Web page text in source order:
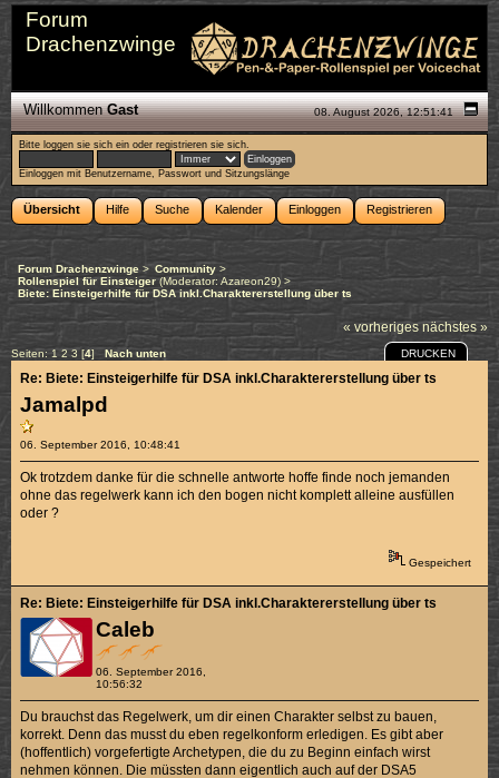
Forum
Drachenzwinge
08. August 2026, 12:51:41
WillkommenGast
Bitte loggen sie sich ein oderregistrieren sie sich.
Einloggen mit Benutzername, Passwort und Sitzungslänge
Übersicht Hilfe Suche Kalender Einloggen Registrieren
Forum Drachenzwinge > Community>
Rollenspiel für Einsteiger(Moderator: Azareon29) >
Biete: Einsteigerhilfe für DSA inkl.Charaktererstellung über ts
« vorheriges nächstes »
Seiten: 1 2 3 [4] Nach unten DRUCKEN
Jamalpd
06. September 2016, 10:48:41
Re: Biete: Einsteigerhilfe für DSA inkl.Charaktererstellung über ts
Ok trotzdem danke für die schnelle antworte hoffe finde noch jemanden
ohne das regelwerk kann ich den bogen nicht komplett alleine ausfüllen
oder ?
Gespeichert
Caleb
06. September 2016,
10:56:32
Re: Biete: Einsteigerhilfe für DSA inkl.Charaktererstellung über ts
Du brauchst das Regelwerk, um dir einen Charakter selbst zu bauen,
korrekt. Denn das musst du eben regelkonform erledigen. Es gibt aber
(hoffentlich) vorgefertigte Archetypen, die du zu Beginn einfach wirst
nehmen können. Die müssten dann eigentlich auch auf der DSA5